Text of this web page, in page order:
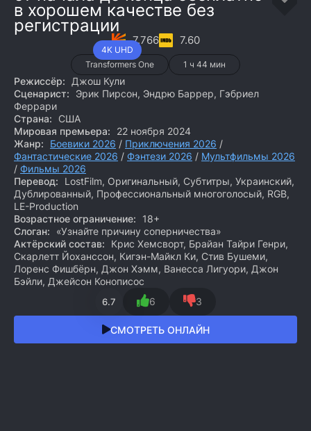
в хорошем качестве без
регистрации
4K UHD
7.766 7.60
Transformers One 1 ч 44 мин
Режиссёр:
Джош Кули
Сценарист:
Эрик Пирсон, Эндрю Баррер, Гэбриел
Феррари
Страна:
США
Мировая премьера:
22 ноября 2024
Жанр:
Боевики 2026 / Приключения 2026 /
Фантастические 2026 / Фэнтези 2026 / Мультфильмы 2026
/ Фильмы 2026
Перевод:
LostFilm, Оригинальный, Субтитры, Украинский,
Дублированный, Профессиональный многоголосый, RGB,
LE-Production
Возрастное ограничение:
18+
Слоган:
«Узнайте причину соперничества»
Актёрский состав:
Крис Хемсворт, Брайан Тайри Генри,
Скарлетт Йоханссон, Кигэн-Майкл Ки, Стив Бушеми,
Лоренс Фишбёрн, Джон Хэмм, Ванесса Лигуори, Джон
Бэйли, Джейсон Конописос
6.7 6 3
СМОТРЕТЬ ОНЛАЙН